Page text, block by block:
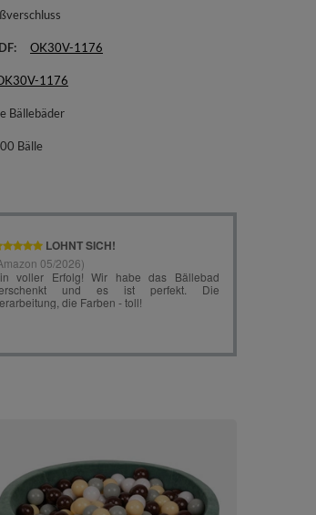
OK30V-1176
1176
Bällebäder
Bälle